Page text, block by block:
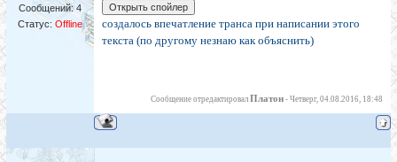
Сообщений:4
Статус: Offline
создалось впечатление транса при написании этого
текста (по другому незнаю как объяснить)
Сообщение отредактировал Платон - Четверг, 04.08.2016, 18:48